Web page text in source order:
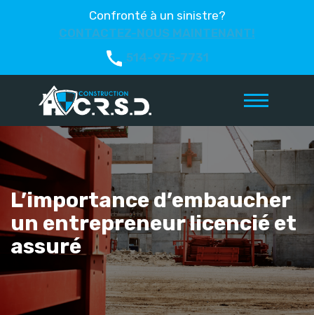
Confronté à un sinistre?
CONTACTEZ-NOUS MAINTENANT!
514-975-7731
L’importance d’embaucher
un entrepreneur licencié et
assuré